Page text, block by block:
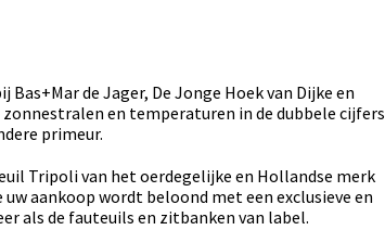
de Jager, De Jonge Hoek van Dijke en
en temperaturen in de dubbele cijfers
primeur.
Tripoli van het oerdegelijke en Hollandse merk
uw aankoop wordt beloond met een exclusieve en
als de fauteuils en zitbanken van label.